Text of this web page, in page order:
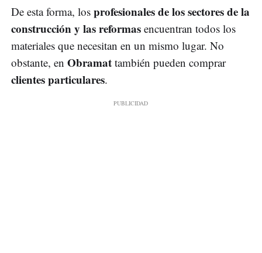
De esta forma, los profesionales de los sectores de la
construcción y las reformas encuentran todos los
materiales que necesitan en un mismo lugar. No
obstante, en Obramat también pueden comprar
clientes particulares.